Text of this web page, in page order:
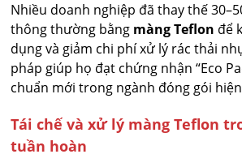
Nhiều doanh nghiệp đã thay thế
thông thường bằng màng Teflon để
dụng và giảm chi phí xử lý rác thải
pháp giúp họ đạt chứng nhận “Eco
chuẩn mới trong ngành đóng gói
Tái chế và xử lý màng Teflon
tuần hoàn